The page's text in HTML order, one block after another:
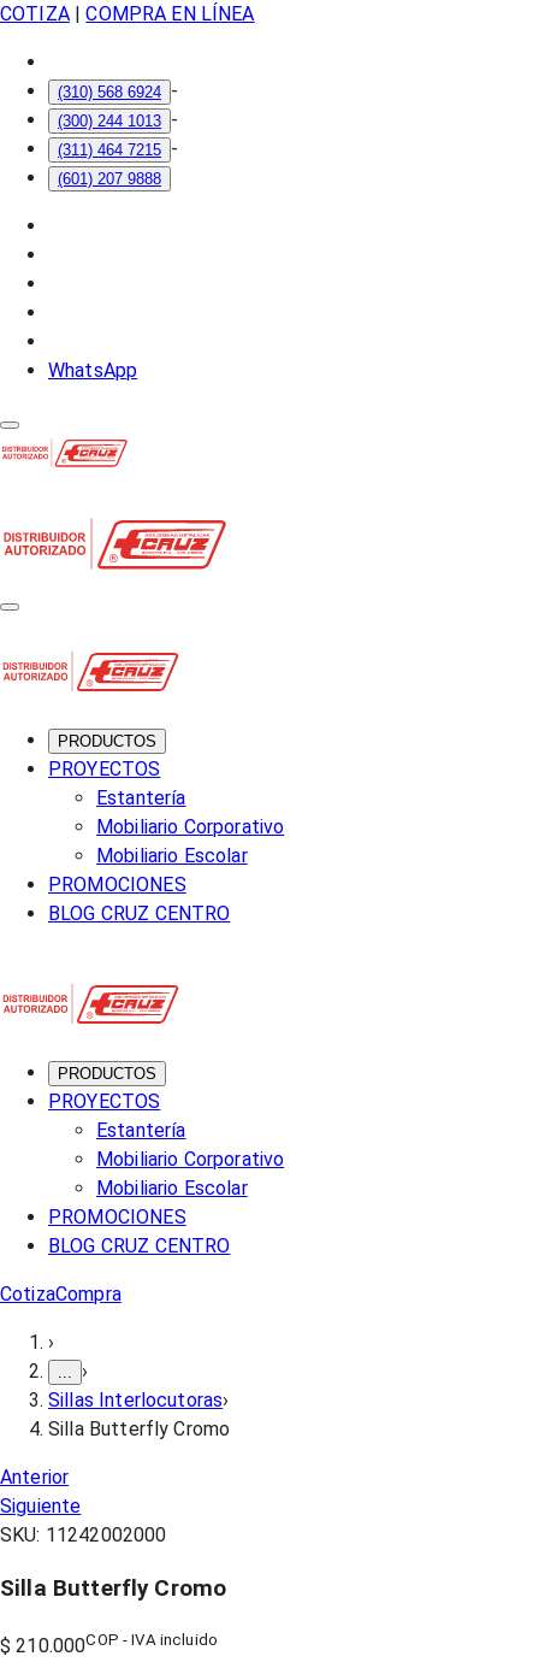
COTIZA| COMPRA EN LÍNEA
(310) 568 6924 -
(300) 244 1013 -
(311) 464 7215 -
(601) 207 9888
WhatsApp
PRODUCTOS
PROYECTOS
Estantería
Mobiliario Corporativo
Mobiliario Escolar
PROMOCIONES
BLOG CRUZ CENTRO
PRODUCTOS
PROYECTOS
Estantería
Mobiliario Corporativo
Mobiliario Escolar
PROMOCIONES
BLOG CRUZ CENTRO
CotizaCompra
›
›
Sillas Interlocutoras›
Silla Butterfly Cromo
Anterior
Siguiente
SKU: 11242002000
Silla Butterfly Cromo
$ 210.000COP - IVA incluido